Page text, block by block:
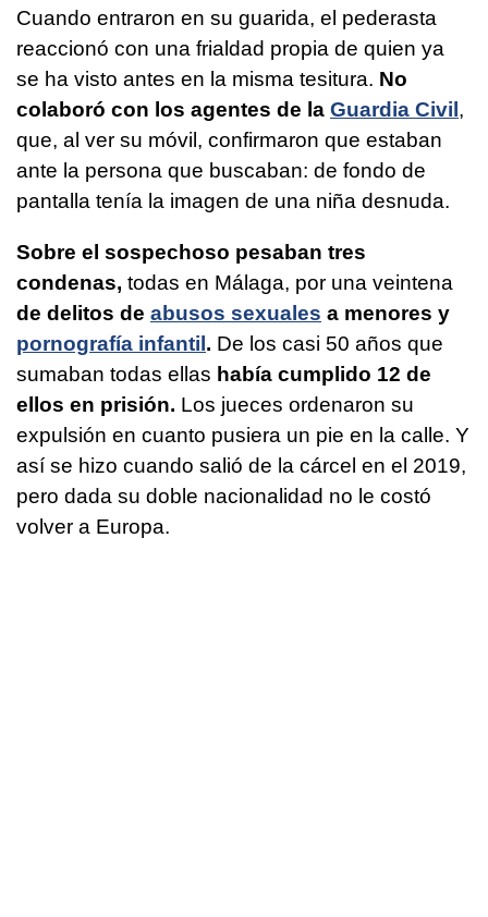
Cuando entraron en su guarida, el pederasta
reaccionó con una frialdad propia de quien ya
se ha visto antes en la misma tesitura. No
colaboró con los agentes de la Guardia Civil,
que, al ver su móvil, confirmaron que estaban
ante la persona que buscaban: de fondo de
pantalla tenía la imagen de una niña desnuda.
Sobre el sospechoso pesaban tres
condenas, todas en Málaga, por una veintena
de delitos de abusos sexuales a menores y
pornografía infantil. De los casi 50 años que
sumaban todas ellas había cumplido 12 de
ellos en prisión. Los jueces ordenaron su
expulsión en cuanto pusiera un pie en la calle. Y
así se hizo cuando salió de la cárcel en el 2019,
pero dada su doble nacionalidad no le costó
volver a Europa.